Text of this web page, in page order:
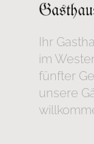
Ihr
im
fünfter
unsere